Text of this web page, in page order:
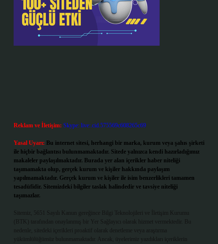
Reklam ve İletişim: Skype: live:.cid.575569c608265c69
Yasal Uyarı: Bu internet sitesi, herhangi bir marka, kurum veya şahıs şirketi
ile hiçbir bağlantısı bulunmamaktadır. Sitede yalnızca kendi hazırladığımız
makaleler paylaşılmaktadır. Burada yer alan içerikler haber niteliği
taşımamakta olup, gerçek kurum ve kişiler hakkında paylaşım
yapılmamaktadır. Gerçek kurum ve kişiler ile isim benzerlikleri tamamen
tesadüfidir. Sitemizdeki bilgiler taslak halindedir ve tavsiye niteliği
taşımazlar.
Sitemiz, 5651 Sayılı Kanun gereğince Bilgi Teknolojileri ve İletişim Kurumu
(BTK) tarafından onaylanmış bir Yer Sağlayıcı olarak hizmet vermektedir. Bu
nedenle, sitedeki içerikleri proaktif olarak denetleme veya araştırma
yükümlülüğümüz bulunmamaktadır. Ancak, üyelerimiz yazdıkları içeriklerin